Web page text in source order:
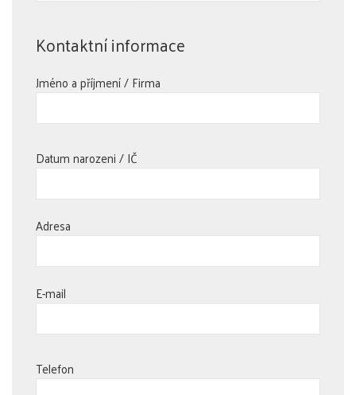
Kontaktní informace
Jméno a příjmení / Firma
Datum narozeni / IČ
Adresa
E-mail
Telefon